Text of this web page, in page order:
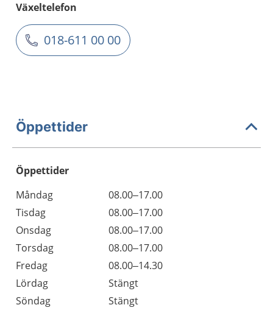
Växeltelefon
018-611 00 00
Öppettider
Öppettider
Dag
Öppettider
Kommentarer
Måndag
08.00–17.00
Tisdag
08.00–17.00
Onsdag
08.00–17.00
Torsdag
08.00–17.00
Fredag
08.00–14.30
Lördag
Stängt
Söndag
Stängt